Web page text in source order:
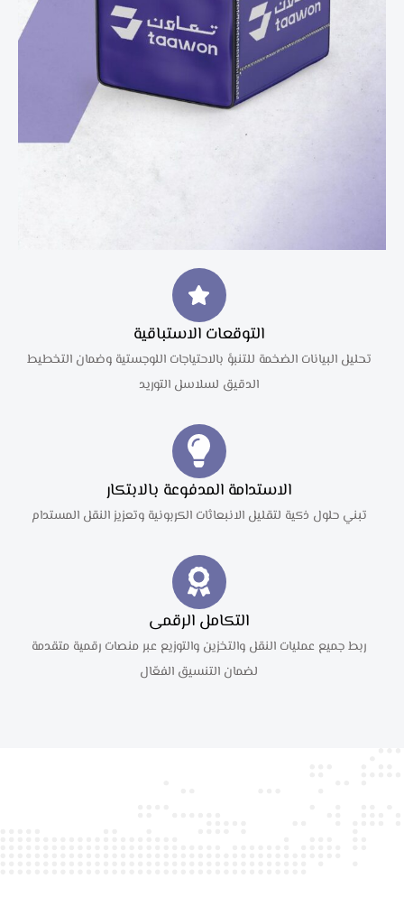
التوقعات الاستباقية
تحليل البيانات الضخمة للتنبؤ بالاحتياجات اللوجستية وضمان التخطيط
الدقيق لسلاسل التوريد
الاستدامة المدفوعة بالابتكار
تبني حلول ذكية لتقليل الانبعاثات الكربونية وتعزيز النقل المستدام
التكامل الرقمى
ربط جميع عمليات النقل والتخزين والتوزيع عبر منصات رقمية متقدمة
لضمان التنسيق الفعّال